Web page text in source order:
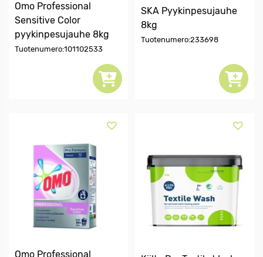
Omo Professional
Sensitive Color
pyykinpesujauhe 8kg
Tuotenumero:101102533
SKA Pyykinpesujauhe
8kg
Tuotenumero:233698
Omo Professional